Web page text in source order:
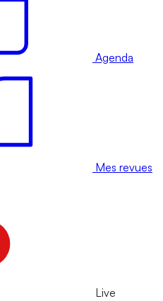
Agenda
Mes revues
Live